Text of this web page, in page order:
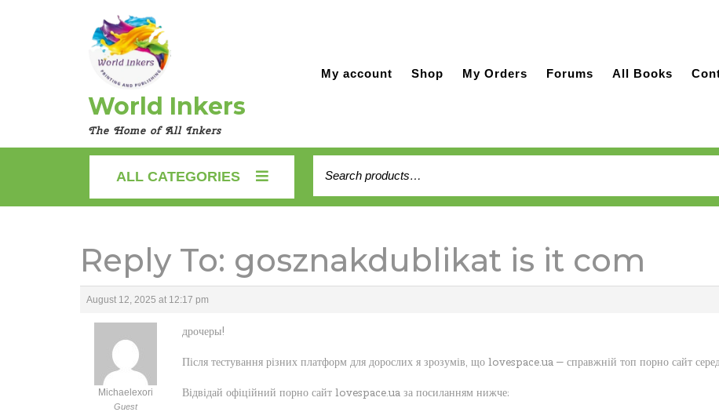
World Inkers
The Home of All Inkers
My account Shop My Orders Forums All Books
ALL CATEGORIES
for:
Reply To: gosznakdublikat is it com
August 12, 2025 at 12:17 pm
Michaelexori
Guest
дрочеры!
Після тестування різних платформ для дорослих я зрозумів, що lovespace.ua — справжній топ порно сайт серед
Відвідай офіційний порно сайт lovespace.ua за посиланням нижче: